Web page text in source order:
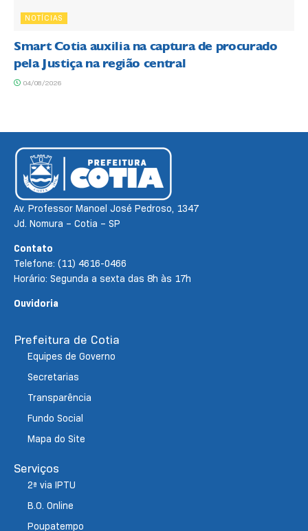
NOTÍCIAS
Smart Cotia auxilia na captura de procurado
pela Justiça na região central
04/08/2026
Av. Professor Manoel José Pedroso, 1347
Jd. Nomura – Cotia – SP
Contato
Telefone: (11) 4616-0466
Horário: Segunda a sexta das 8h às 17h
Ouvidoria
Prefeitura de Cotia
Equipes de Governo
Secretarias
Transparência
Fundo Social
Mapa do Site
Serviços
2ª via IPTU
B.O. Online
Poupatempo